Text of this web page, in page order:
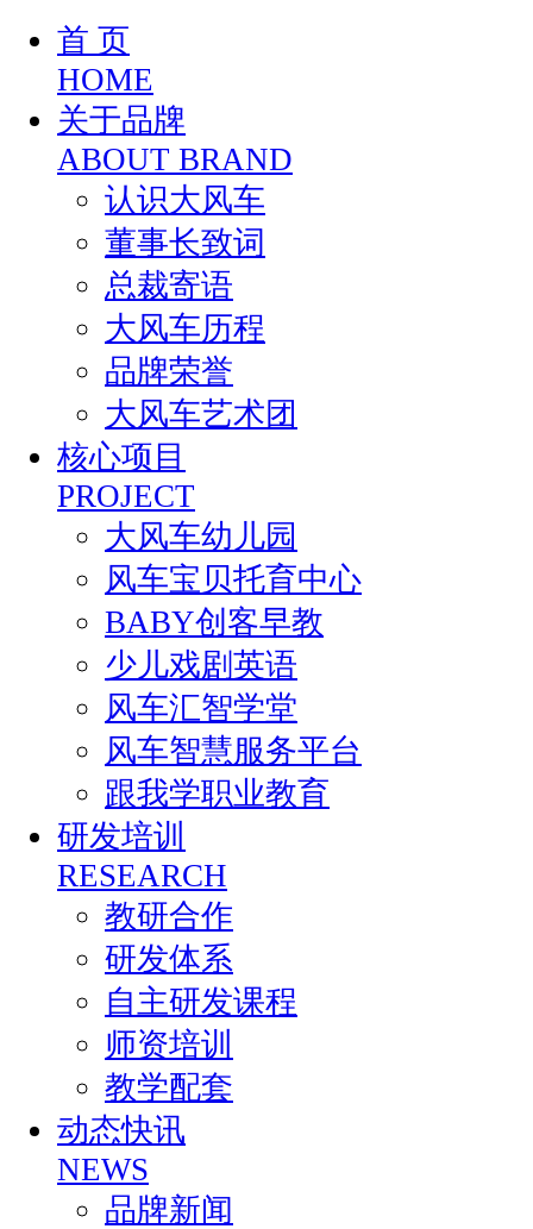
首 页
HOME
关于品牌
ABOUT BRAND
认识大风车
董事长致词
总裁寄语
大风车历程
品牌荣誉
大风车艺术团
核心项目
PROJECT
大风车幼儿园
风车宝贝托育中心
BABY创客早教
少儿戏剧英语
风车汇智学堂
风车智慧服务平台
跟我学职业教育
研发培训
RESEARCH
教研合作
研发体系
自主研发课程
师资培训
教学配套
动态快讯
NEWS
品牌新闻